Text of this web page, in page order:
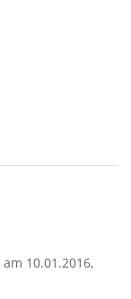
am 10.01.2016,